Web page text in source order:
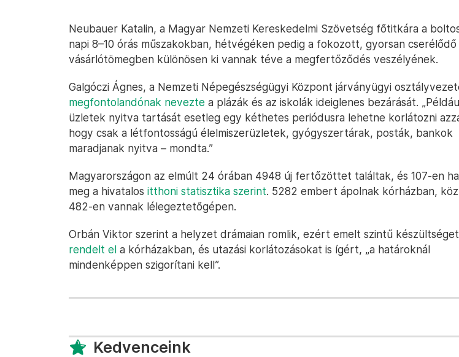
Neubauer Katalin, a Magyar Nemzeti Kereskedelmi Szövetség főtitkára a
napi 8–10 órás műszakokban, hétvégéken pedig a fokozott, gyorsan cserélődő
vásárlótömegben különösen ki vannak téve a megfertőződés veszélyének.
Galgóczi Ágnes, a Nemzeti Népegészségügyi Központ járványügyi
megfontolandónak nevezte a plázák és az iskolák ideiglenes bezárását.
üzletek nyitva tartását esetleg egy kéthetes periódusra lehetne korlátozni
hogy csak a létfontosságú élelmiszerüzletek, gyógyszertárak, posták, bankok
maradjanak nyitva – mondta.”
Magyarországon az elmúlt 24 órában 4948 új fertőzöttet találtak, és 107-en
meg a hivatalos itthoni statisztika szerint. 5282 embert ápolnak kórházban,
482-en vannak lélegeztetőgépen.
Orbán Viktor szerint a helyzet drámaian romlik, ezért emelt szintű készültséget
rendelt el a kórházakban, és utazási korlátozásokat is ígért, „a határoknál
mindenképpen szigorítani kell”.
Kedvenceink